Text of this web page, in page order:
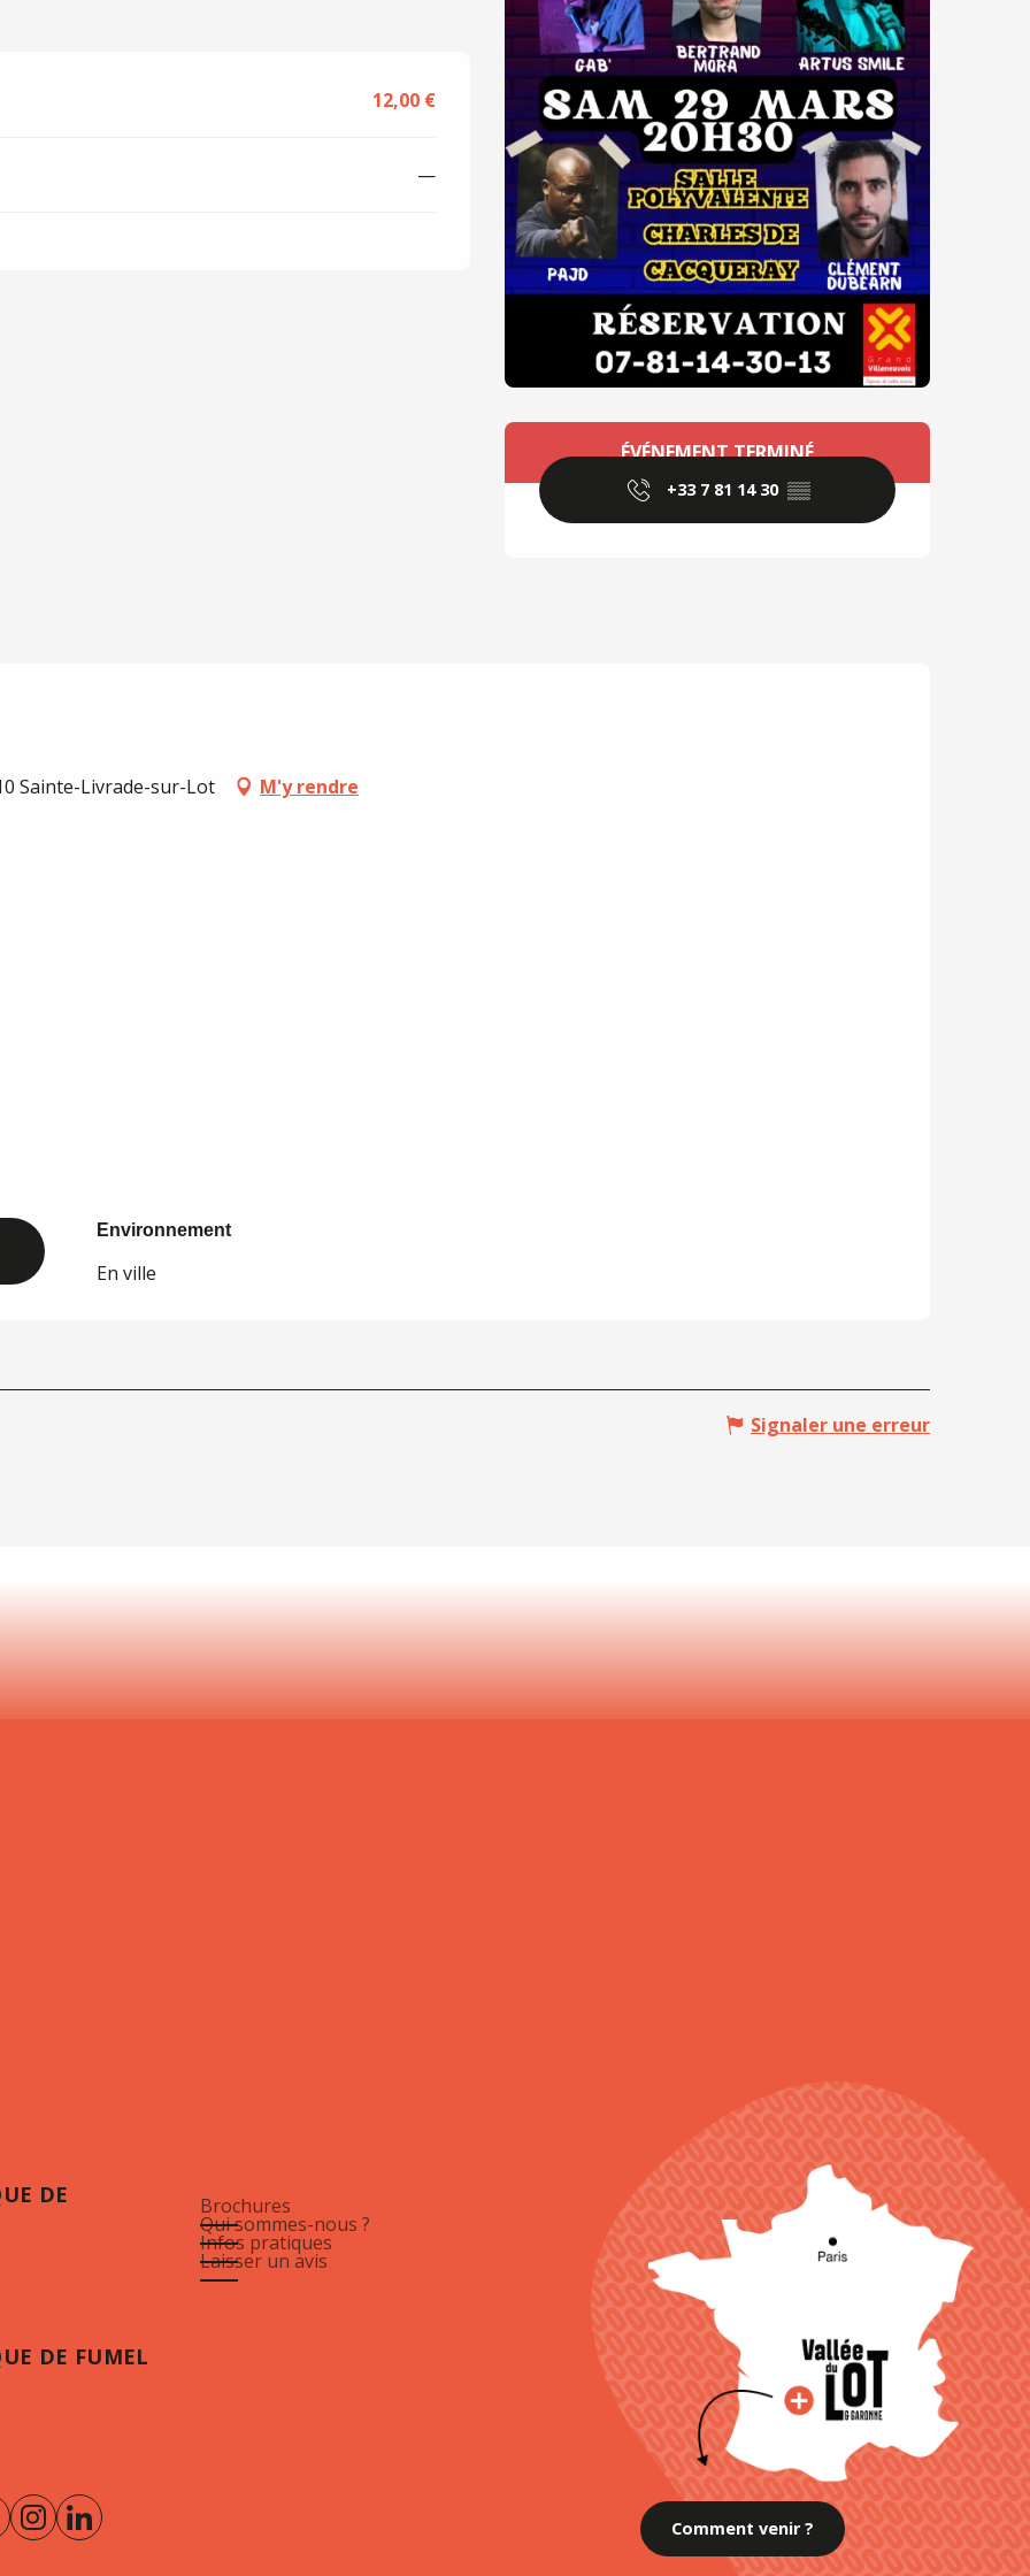
Ouverture et
ÉVÉNEMENT TERMINÉ
+33 7 81 14 30 ▒▒
12,00 €
—
Sainte-Livrade-sur-Lot M'y rendre
Environnement
Environnement
En ville
Signaler une erreur
DE
DE FUMEL
Brochures
Qui sommes-nous ?
Infos pratiques
Laisser un avis
Comment venir ?